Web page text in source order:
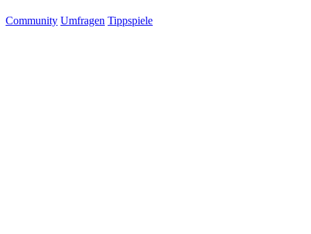
Community Umfragen Tippspiele